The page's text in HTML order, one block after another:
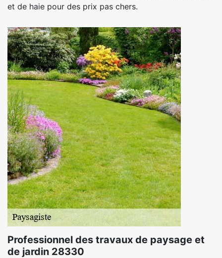
et de haie pour des prix pas chers.
Professionnel des travaux de paysage et
de jardin 28330